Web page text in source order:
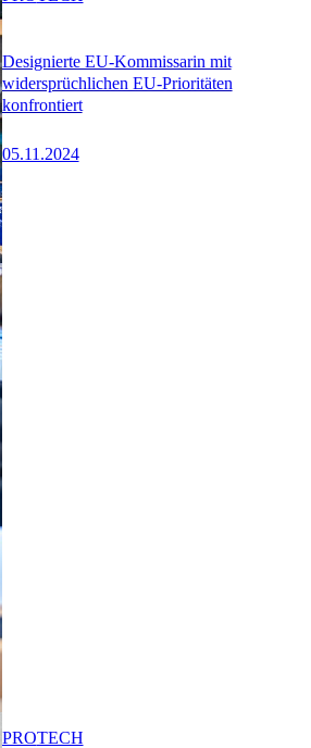
Designierte EU-Kommissarin mit
widersprüchlichen EU-Prioritäten
konfrontiert
05.11.2024
PROTECH